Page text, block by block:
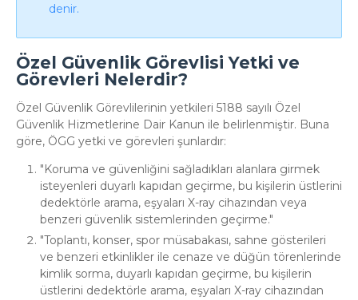
denir.
Özel Güvenlik Görevlisi Yetki ve
Görevleri Nelerdir?
Özel Güvenlik Görevlilerinin yetkileri 5188 sayılı Özel
Güvenlik Hizmetlerine Dair Kanun ile belirlenmiştir. Buna
göre, ÖGG yetki ve görevleri şunlardır:
Koruma ve güvenliğini sağladıkları alanlara girmek
isteyenleri duyarlı kapıdan geçirme, bu kişilerin üstlerini
dedektörle arama, eşyaları X-ray cihazından veya
benzeri güvenlik sistemlerinden geçirme.
Toplantı, konser, spor müsabakası, sahne gösterileri
ve benzeri etkinlikler ile cenaze ve düğün törenlerinde
kimlik sorma, duyarlı kapıdan geçirme, bu kişilerin
üstlerini dedektörle arama, eşyaları X-ray cihazından